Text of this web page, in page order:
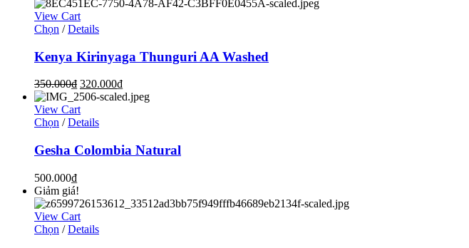
View Cart
Chọn / Details
Kenya Kirinyaga Thunguri AA Washed
350.000₫ 320.000₫
View Cart
Chọn / Details
Gesha Colombia Natural
500.000₫
Giảm giá!
View Cart
Chọn / Details